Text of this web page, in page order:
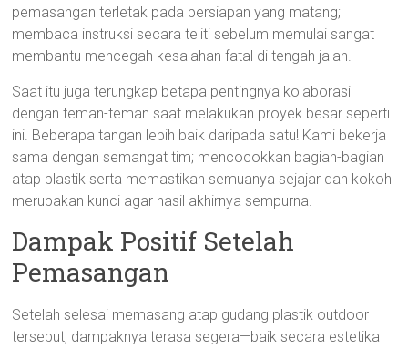
pemasangan terletak pada persiapan yang matang;
membaca instruksi secara teliti sebelum memulai sangat
membantu mencegah kesalahan fatal di tengah jalan.
Saat itu juga terungkap betapa pentingnya kolaborasi
dengan teman-teman saat melakukan proyek besar seperti
ini. Beberapa tangan lebih baik daripada satu! Kami bekerja
sama dengan semangat tim; mencocokkan bagian-bagian
atap plastik serta memastikan semuanya sejajar dan kokoh
merupakan kunci agar hasil akhirnya sempurna.
Dampak Positif Setelah
Pemasangan
Setelah selesai memasang atap gudang plastik outdoor
tersebut, dampaknya terasa segera—baik secara estetika